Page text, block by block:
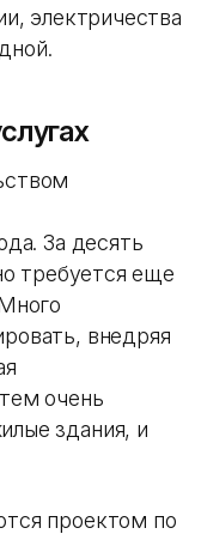
электричества
За десять
требуется еще
внедряя
очень
здания, и
проектом по